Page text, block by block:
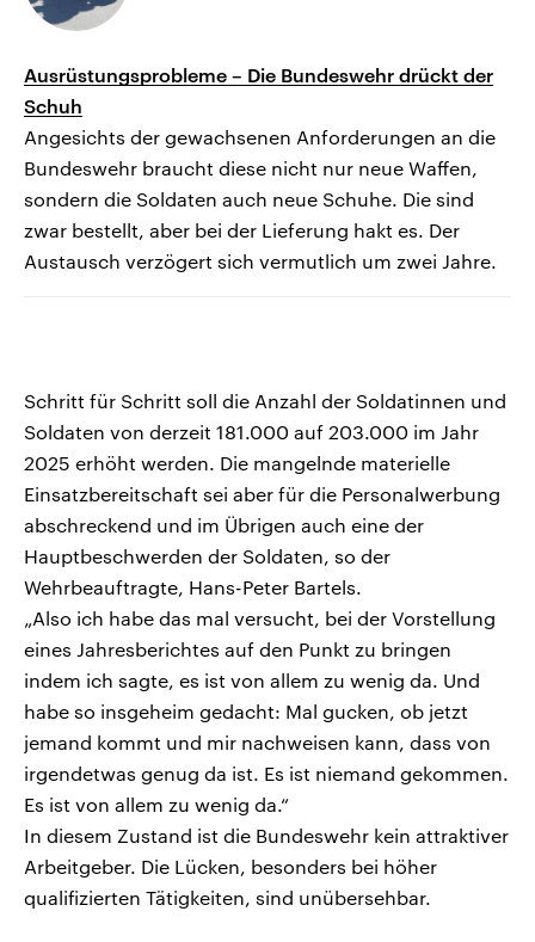
Ausrüstungsprobleme – Die Bundeswehr drückt der
Schuh
Angesichts der gewachsenen Anforderungen an die
Bundeswehr braucht diese nicht nur neue Waffen,
sondern die Soldaten auch neue Schuhe. Die sind
zwar bestellt, aber bei der Lieferung hakt es. Der
Austausch verzögert sich vermutlich um zwei Jahre.
Schritt für Schritt soll die Anzahl der Soldatinnen und
Soldaten von derzeit 181.000 auf 203.000 im Jahr
2025 erhöht werden. Die mangelnde materielle
Einsatzbereitschaft sei aber für die Personalwerbung
abschreckend und im Übrigen auch eine der
Hauptbeschwerden der Soldaten, so der
Wehrbeauftragte, Hans-Peter Bartels.
„Also ich habe das mal versucht, bei der Vorstellung
eines Jahresberichtes auf den Punkt zu bringen
indem ich sagte, es ist von allem zu wenig da. Und
habe so insgeheim gedacht: Mal gucken, ob jetzt
jemand kommt und mir nachweisen kann, dass von
irgendetwas genug da ist. Es ist niemand gekommen.
Es ist von allem zu wenig da.“
In diesem Zustand ist die Bundeswehr kein attraktiver
Arbeitgeber. Die Lücken, besonders bei höher
qualifizierten Tätigkeiten, sind unübersehbar.